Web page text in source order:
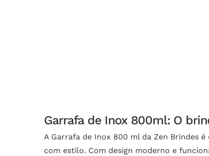
Garrafa de Inox 800ml: O
A Garrafa de Inox 800 ml da Zen Brindes
com estilo. Com design moderno e